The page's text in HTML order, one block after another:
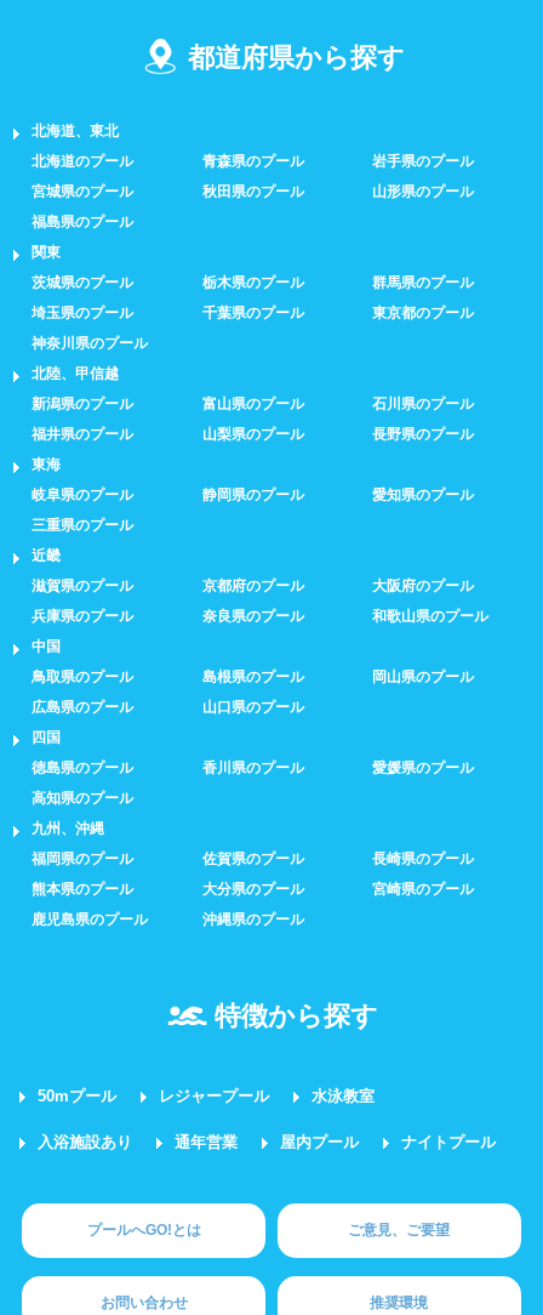
都道府県から探す
北海道、東北
北海道のプール
青森県のプール
岩手県のプール
宮城県のプール
秋田県のプール
山形県のプール
福島県のプール
関東
茨城県のプール
栃木県のプール
群馬県のプール
埼玉県のプール
千葉県のプール
東京都のプール
神奈川県のプール
北陸、甲信越
新潟県のプール
富山県のプール
石川県のプール
福井県のプール
山梨県のプール
長野県のプール
東海
岐阜県のプール
静岡県のプール
愛知県のプール
三重県のプール
近畿
滋賀県のプール
京都府のプール
大阪府のプール
兵庫県のプール
奈良県のプール
和歌山県のプール
中国
鳥取県のプール
島根県のプール
岡山県のプール
広島県のプール
山口県のプール
四国
徳島県のプール
香川県のプール
愛媛県のプール
高知県のプール
九州、沖縄
福岡県のプール
佐賀県のプール
長崎県のプール
熊本県のプール
大分県のプール
宮崎県のプール
鹿児島県のプール
沖縄県のプール
特徴から探す
50mプール レジャープール 水泳教室
入浴施設あり 通年営業 屋内プール ナイトプール
プールへGO!とは ご意見、ご要望
お問い合わせ 推奨環境